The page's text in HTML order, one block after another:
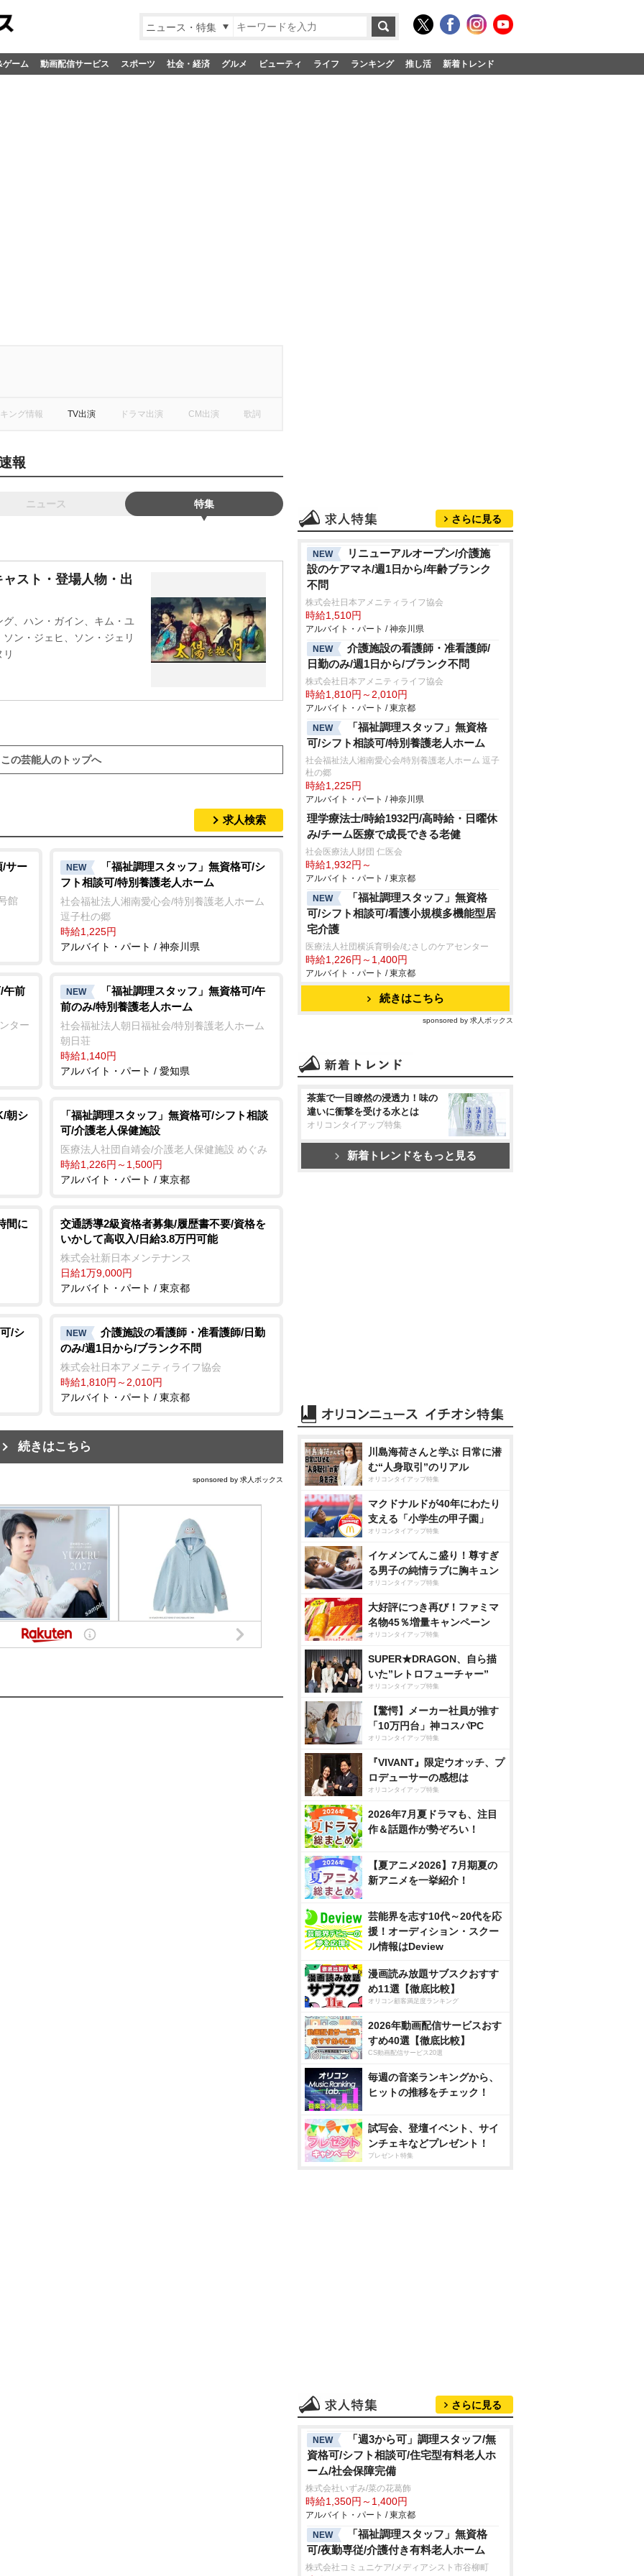
ニュース・特集
ゲーム 動画配信サービス スポーツ 社会・経済 グルメ ビューティ ライフ ランキング 推し活 新着トレンド
ング情報 TV出演 ドラマ出演 CM出演 歌詞
報
ニュース 特集
スト・登場人物・出
、ハン・ガイン、キム・ユ
ン・ジェヒ、ソン・ジェリ
この芸能人のトップへ
求人検索
/サー
館
NEW
「福祉調理スタッフ」無資格可/シ
フト相談可/特別養護老人ホーム
社会福祉法人湘南愛心会/特別養護老人ホーム
逗子杜の郷
時給1,225円
アルバイト・パート / 神奈川県
午前
ター
NEW
「福祉調理スタッフ」無資格可/午
前のみ/特別養護老人ホーム
社会福祉法人朝日福祉会/特別養護老人ホーム
朝日荘
時給1,140円
アルバイト・パート / 愛知県
朝シ
「福祉調理スタッフ」無資格可/シフト相談
可/介護老人保健施設
医療法人社団自靖会/介護老人保健施設 めぐみ
時給1,226円～1,500円
アルバイト・パート / 東京都
間に
交通誘導2級資格者募集/履歴書不要/資格を
いかして高収入/日給3.8万円可能
株式会社新日本メンテナンス
日給1万9,000円
アルバイト・パート / 東京都
/シ NEW
介護施設の看護師・准看護師/日勤
のみ/週1日から/ブランク不問
株式会社日本アメニティライフ協会
時給1,810円～2,010円
アルバイト・パート / 東京都
続きはこちら
sponsored by 求人ボックス
さらに見る
NEW
リニューアルオープン/介護施
設のケアマネ/週1日から/年齢ブランク
不問
株式会社日本アメニティライフ協会
時給1,510円
アルバイト・パート / 神奈川県
NEW
介護施設の看護師・准看護師/
日勤のみ/週1日から/ブランク不問
株式会社日本アメニティライフ協会
時給1,810円～2,010円
アルバイト・パート / 東京都
NEW
「福祉調理スタッフ」無資格
可/シフト相談可/特別養護老人ホーム
社会福祉法人湘南愛心会/特別養護老人ホーム 逗子
杜の郷
時給1,225円
アルバイト・パート / 神奈川県
理学療法士/時給1932円/高時給・日曜休
み/チーム医療で成長できる老健
社会医療法人財団 仁医会
時給1,932円～
アルバイト・パート / 東京都
NEW
「福祉調理スタッフ」無資格
可/シフト相談可/看護小規模多機能型居
宅介護
医療法人社団横浜育明会/むさしのケアセンター
時給1,226円～1,400円
アルバイト・パート / 東京都
続きはこちら
sponsored by 求人ボックス
茶葉で一目瞭然の浸透力！味の
違いに衝撃を受ける水とは
オリコンタイアップ特集
新着トレンドをもっと見る
川島海荷さんと学ぶ 日常に潜
む“人身取引”のリアル
オリコンタイアップ特集
マクドナルドが40年にわたり
支える「小学生の甲子園」
オリコンタイアップ特集
イケメンてんこ盛り！尊すぎ
る男子の純情ラブに胸キュン
オリコンタイアップ特集
大好評につき再び！ファミマ
名物45％増量キャンペーン
オリコンタイアップ特集
SUPER★DRAGON、自ら描
いた”レトロフューチャー”
オリコンタイアップ特集
【驚愕】メーカー社員が推す
「10万円台」神コスパPC
オリコンタイアップ特集
『VIVANT』限定ウオッチ、プ
ロデューサーの感想は
オリコンタイアップ特集
2026年7月夏ドラマも、注目
作＆話題作が勢ぞろい！
【夏アニメ2026】7月期夏の
新アニメを一挙紹介！
芸能界を志す10代～20代を応
援！オーディション・スクー
ル情報はDeview
漫画読み放題サブスクおすす
め11選【徹底比較】
オリコン顧客満足度ランキング
2026年動画配信サービスおす
すめ40選【徹底比較】
CS動画配信サービス20選
毎週の音楽ランキングから、
ヒットの推移をチェック！
試写会、登壇イベント、サイ
ンチェキなどプレゼント！
プレゼント特集
さらに見る
NEW
「週3から可」調理スタッフ/無
資格可/シフト相談可/住宅型有料老人ホ
ーム/社会保障完備
株式会社いずみ/菜の花葛飾
時給1,350円～1,400円
アルバイト・パート / 東京都
NEW
「福祉調理スタッフ」無資格
可/夜勤専従/介護付き有料老人ホーム
株式会社コミュニケア/メディアシスト市谷柳町